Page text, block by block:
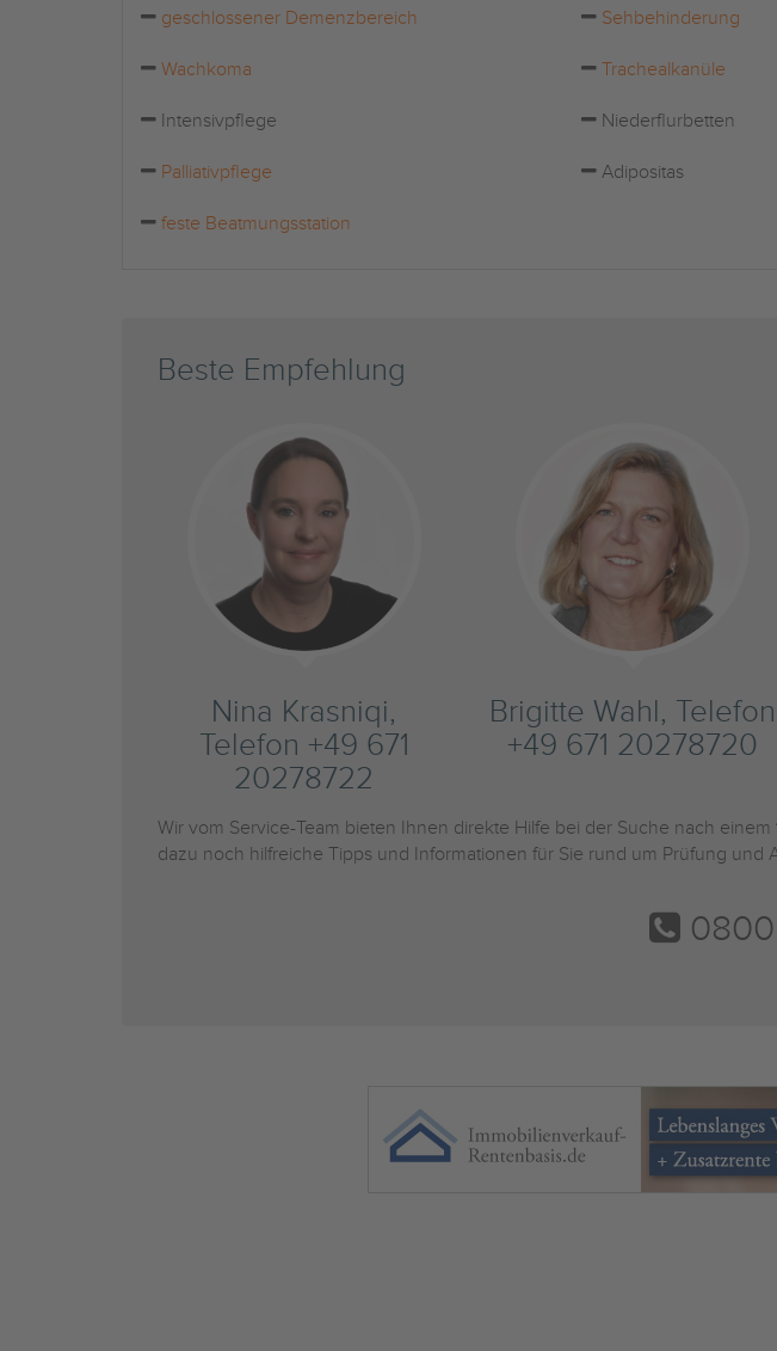
geschlossener Demenzbereich Sehbehinderung
Wachkoma Trachealkanüle
Intensivpflege Niederflurbetten
Palliativpflege Adipositas
feste Beatmungsstation
Beste Empfehlung
Nina Krasniqi,
Telefon +49 671
20278722
Brigitte Wahl, Telefon
+49 671 20278720
Wir vom Service-Team bieten Ihnen direkte Hilfe bei der Suche nach einem
dazu noch hilfreiche Tipps und Informationen für Sie rund um Prüfung